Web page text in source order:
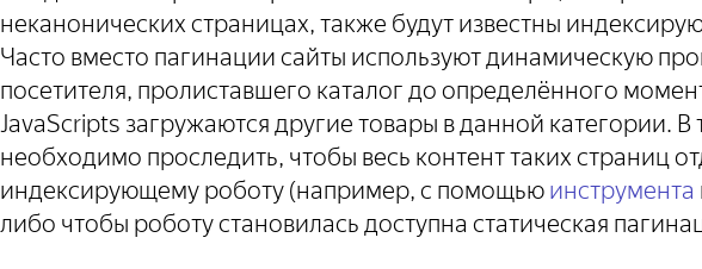
неканонических страницах, также будут известны
Часто вместо пагинации сайты используют динамическую
посетителя, пролиставшего каталог до определённого
JavaScripts загружаются другие товары в данной категории. В
необходимо проследить, чтобы весь контент таких страниц
индексирующему роботу (например, с помощьюинструмента
либо чтобы роботу становилась доступна статическая